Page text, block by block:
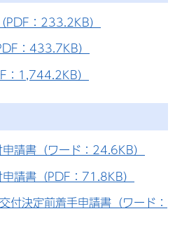
PDF：233.2KB）
：433.7KB）
：1,744.2KB）
請書（ワード：24.6KB）
請書（PDF：71.8KB）
付決定前着手申請書（ワード：